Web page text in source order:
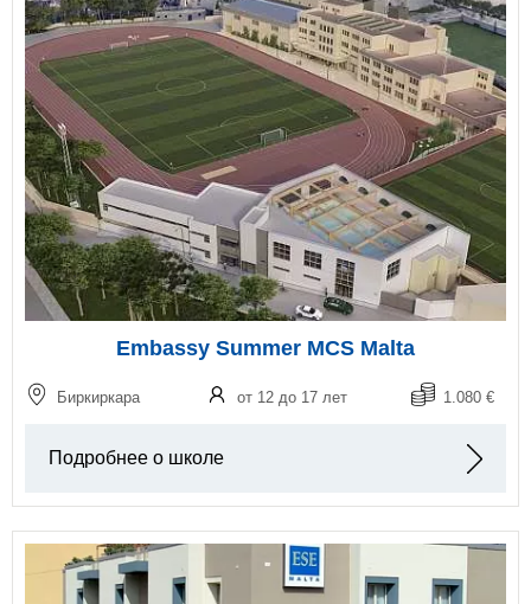
Embassy Summer MCS Malta
Биркиркара от 12 до 17 лет 1.080 €
Подробнее о школе